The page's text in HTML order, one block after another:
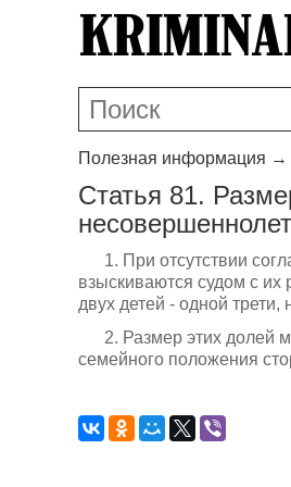
Полезная информация →
Статья 81.
1. При отсутствии
взыскиваются судом с их
двух детей - одной
2. Размер этих долей
семейного положения